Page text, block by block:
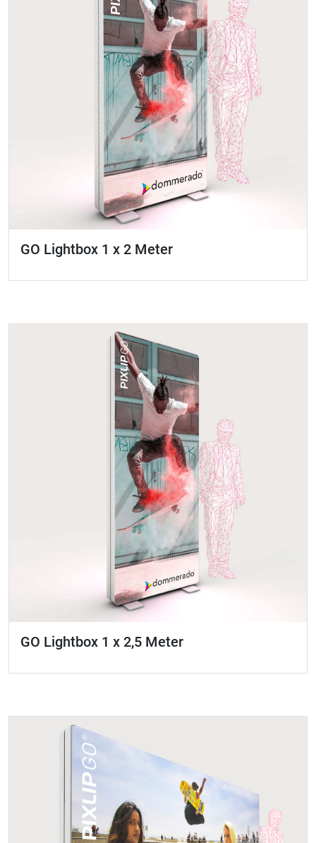
GO Lightbox 1 x 2 Meter
GO Lightbox 1 x 2,5 Meter